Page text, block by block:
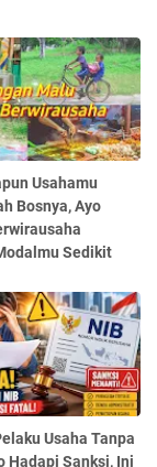
Usahamu
Bosnya, Ayo
Sedikit
Usaha Tanpa
Hadapi Sanksi, Ini